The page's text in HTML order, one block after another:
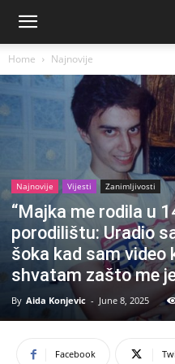
Home Najnovije
Najnovije Vijesti Zanimljivosti
“Majka me rodila u
porodilištu: Uradio
šoka kad sam video
shvatam zašto me
By Aida Konjevic - June 8, 2025
Facebook